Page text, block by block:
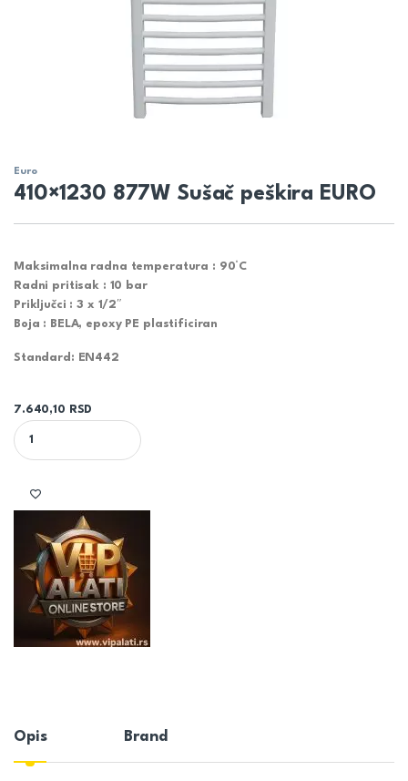
Euro
410×1230 877W Sušač peškira EURO
Maksimalna radna temperatura : 90°C
Radni pritisak : 10 bar
Priključci : 3 x 1/2″
Boja : BELA, epoxy PE plastificiran
Standard: EN442
7.640,10
RSD
410x1230 877W Sušač peškira EURO quantity
Opis Brand